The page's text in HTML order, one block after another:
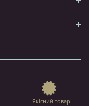
Якісний товар